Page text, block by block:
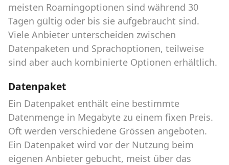
meisten Roamingoptionen sind während 30
Tagen gültig oder bis sie aufgebraucht sind.
Viele Anbieter unterscheiden zwischen
Datenpaketen und Sprachoptionen, teilweise
sind aber auch kombinierte Optionen erhältlich.
Datenpaket
Ein Datenpaket enthält eine bestimmte
Datenmenge in Megabyte zu einem fixen Preis.
Oft werden verschiedene Grössen angeboten.
Ein Datenpaket wird vor der Nutzung beim
eigenen Anbieter gebucht, meist über das